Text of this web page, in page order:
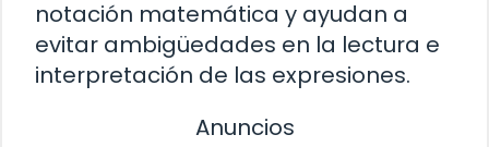
notación matemática y ayudan a
evitar ambigüedades en la lectura e
interpretación de las expresiones.
Anuncios